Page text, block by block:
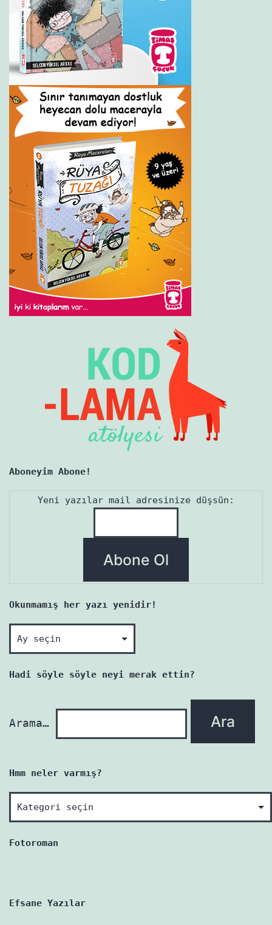
Aboneyim Abone!
Yeni yazılar mail adresinize düşsün:
Okunmamış her yazı yenidir!
Okunmamış
her
yazı
Hadi söyle söyle neyi merak ettin?
Arama…
Hmm neler varmış?
Hmm
neler
varmış?
Fotoroman
Efsane Yazılar